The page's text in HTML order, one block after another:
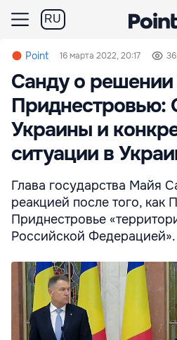
RU
Point 16 марта 2022, 20:17
Санду о
Приднестровью:
Украины и
ситуации в
Глава государства Майя
реакцией после того, как
Приднестровье
Российской Федерацией».